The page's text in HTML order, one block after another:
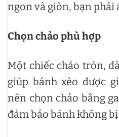
ngon và giòn, bạn phải
Chọn chảo phù hợp
Một chiếc chảo tròn,
giúp bánh xèo được
nên chọn chảo bằng
đảm bảo bánh không bị